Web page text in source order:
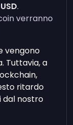
USD.
verranno
vengono
Tuttavia, a
ritardo
dal nostro